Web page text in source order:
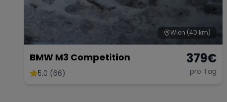
Wien (40 km)
BMW M3 Competition
5.0 (66)
379€
pro Tag